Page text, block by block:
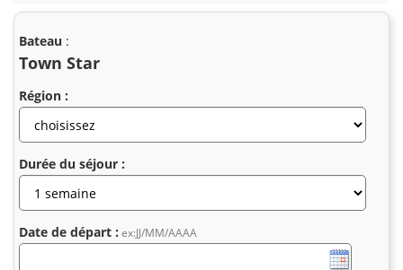
Bateau :
Town Star
Région :
Durée du séjour :
Date de départ : ex:JJ/MM/AAAA